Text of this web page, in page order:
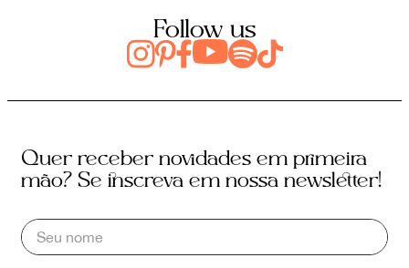
Follow us
Quer receber novidades em primeira
mão? Se inscreva em nossa newsletter!